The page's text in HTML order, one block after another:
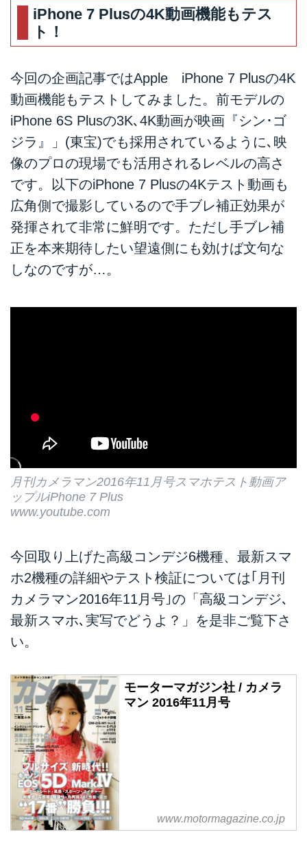
iPhone 7 Plusの4K動画機能もテス
ト！
今回の企画記事ではApple iPhone 7 Plusの4K
動画機能もテストしてみました。前モデルの
iPhone 6S Plusの3K､4K動画が映画『シン･ゴ
ジラ』」(東宝)でも採用されているように､映
像のプロの現場でも活用されるレベルの高さ
です。以下のiPhone 7 Plusの4Kテスト動画も
広角側で撮影しているので手ブレ補正効果が
発揮されて非常に鮮明です。ただし手ブレ補
正を本来期待したい望遠側にも効けば文句な
しなのですが…。
月刊カメラマン2016年11月号スマホテスト動画ア
ップルiPhone 7 Plus
www.youtube.com
今回取り上げた高級コンデジ6機種、最新スマ
ホ2機種の詳細やテスト検証については｢月刊
カメラマン2016年11月号｣の「高級コンデジ､
最新スマホ､実写でどうよ？」を是非ご覧下さ
い。
モーターマガジン社 / カメラ
マン 2016年11月号
www.motormagazine.co.jp